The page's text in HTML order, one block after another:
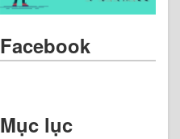
Facebook
Mục lục